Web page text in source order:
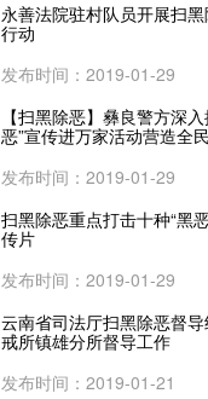
永善法院驻村队员开展扫
行动
发布时间：2019-01-29
【扫黑除恶】彝良警方深
恶”宣传进万家活动营造全
发布时间：2019-01-29
扫黑除恶重点打击十种“黑
传片
发布时间：2019-01-29
云南省司法厅扫黑除恶督
戒所镇雄分所督导工作
发布时间：2019-01-21